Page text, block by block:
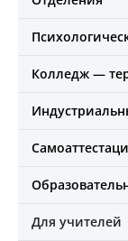
Колледж —
Для учителей